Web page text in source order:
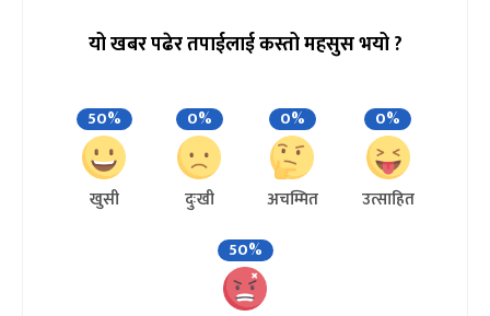
यो खबर पढेर तपाईलाई कस्तो महसुस भयो ?
50%
खुसी
0%
दुःखी
0%
अचम्मित
0%
उत्साहित
50%